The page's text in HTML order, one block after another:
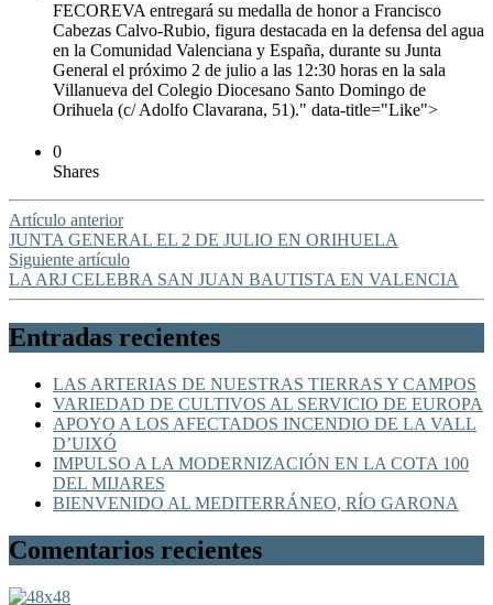
FECOREVA entregará su medalla de honor a Francisco
Cabezas Calvo-Rubio, figura destacada en la defensa del agua
en la Comunidad Valenciana y España, durante su Junta
General el próximo 2 de julio a las 12:30 horas en la sala
Villanueva del Colegio Diocesano Santo Domingo de
Orihuela (c/ Adolfo Clavarana, 51)." data-title="Like">
0
Shares
Artículo anterior
JUNTA GENERAL EL 2 DE JULIO EN ORIHUELA
Siguiente artículo
LA ARJ CELEBRA SAN JUAN BAUTISTA EN VALENCIA
Entradas recientes
LAS ARTERIAS DE NUESTRAS TIERRAS Y CAMPOS
VARIEDAD DE CULTIVOS AL SERVICIO DE EUROPA
APOYO A LOS AFECTADOS INCENDIO DE LA VALL
D’UIXÓ
IMPULSO A LA MODERNIZACIÓN EN LA COTA 100
DEL MIJARES
BIENVENIDO AL MEDITERRÁNEO, RÍO GARONA
Comentarios recientes